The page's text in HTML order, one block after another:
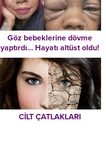
Göz bebeklerine dövme
yaptırdı… Hayatı altüst oldu!
Acı haberi doktordan
öğrendi
CİLT ÇATLAKLARI